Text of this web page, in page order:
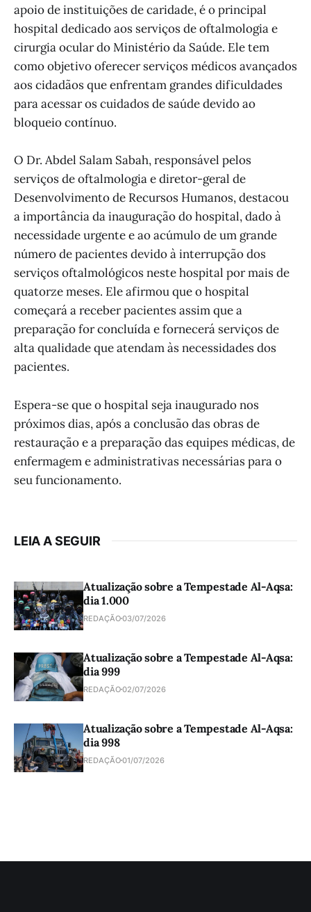
apoio de instituições de caridade, é o principal
hospital dedicado aos serviços de oftalmologia e
cirurgia ocular do Ministério da Saúde. Ele tem
como objetivo oferecer serviços médicos avançados
aos cidadãos que enfrentam grandes dificuldades
para acessar os cuidados de saúde devido ao
bloqueio contínuo.
O Dr. Abdel Salam Sabah, responsável pelos
serviços de oftalmologia e diretor-geral de
Desenvolvimento de Recursos Humanos, destacou
a importância da inauguração do hospital, dado à
necessidade urgente e ao acúmulo de um grande
número de pacientes devido à interrupção dos
serviços oftalmológicos neste hospital por mais de
quatorze meses. Ele afirmou que o hospital
começará a receber pacientes assim que a
preparação for concluída e fornecerá serviços de
alta qualidade que atendam às necessidades dos
pacientes.
Espera-se que o hospital seja inaugurado nos
próximos dias, após a conclusão das obras de
restauração e a preparação das equipes médicas, de
enfermagem e administrativas necessárias para o
seu funcionamento.
LEIA A SEGUIR
Atualização sobre a Tempestade Al-Aqsa:
dia 1.000
REDAÇÃO03/07/2026
Atualização sobre a Tempestade Al-Aqsa:
dia 999
REDAÇÃO02/07/2026
Atualização sobre a Tempestade Al-Aqsa:
dia 998
REDAÇÃO01/07/2026